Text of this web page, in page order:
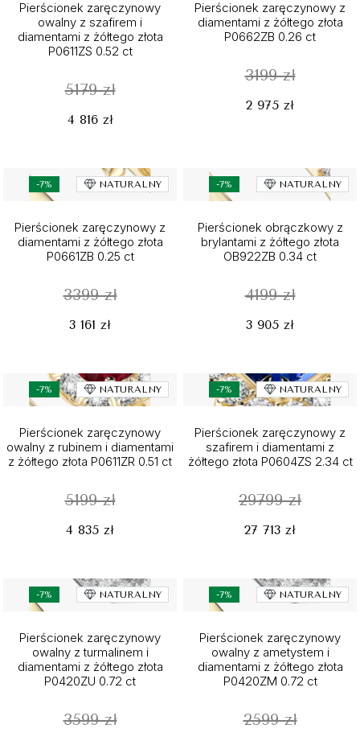
Pierścionek zaręczynowy
owalny z szafirem i
diamentami z żółtego złota
P0611ZS 0.52 ct
5179 zł
4 816 zł
Pierścionek zaręczynowy z
diamentami z żółtego złota
P0662ZB 0.26 ct
3199 zł
2 975 zł
-7% NATURALNY
Pierścionek zaręczynowy z
diamentami z żółtego złota
P0661ZB 0.25 ct
3399 zł
3 161 zł
-7% NATURALNY
Pierścionek obrączkowy z
brylantami z żółtego złota
OB922ZB 0.34 ct
4199 zł
3 905 zł
-7% NATURALNY
Pierścionek zaręczynowy
owalny z rubinem i diamentami
z żółtego złota P0611ZR 0.51 ct
5199 zł
4 835 zł
-7% NATURALNY
Pierścionek zaręczynowy z
szafirem i diamentami z
żółtego złota P0604ZS 2.34 ct
29799 zł
27 713 zł
-7% NATURALNY
Pierścionek zaręczynowy
owalny z turmalinem i
diamentami z żółtego złota
P0420ZU 0.72 ct
3599 zł
-7% NATURALNY
Pierścionek zaręczynowy
owalny z ametystem i
diamentami z żółtego złota
P0420ZM 0.72 ct
2599 zł